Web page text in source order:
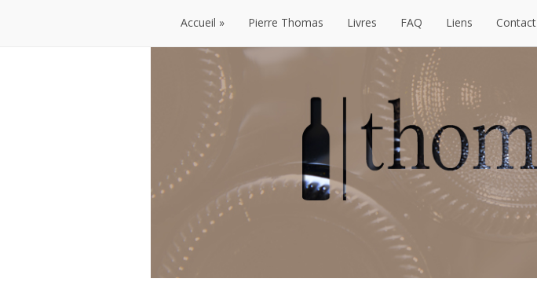
Accueil
Accueil
Pierre Thomas Livres FAQ Liens Contact